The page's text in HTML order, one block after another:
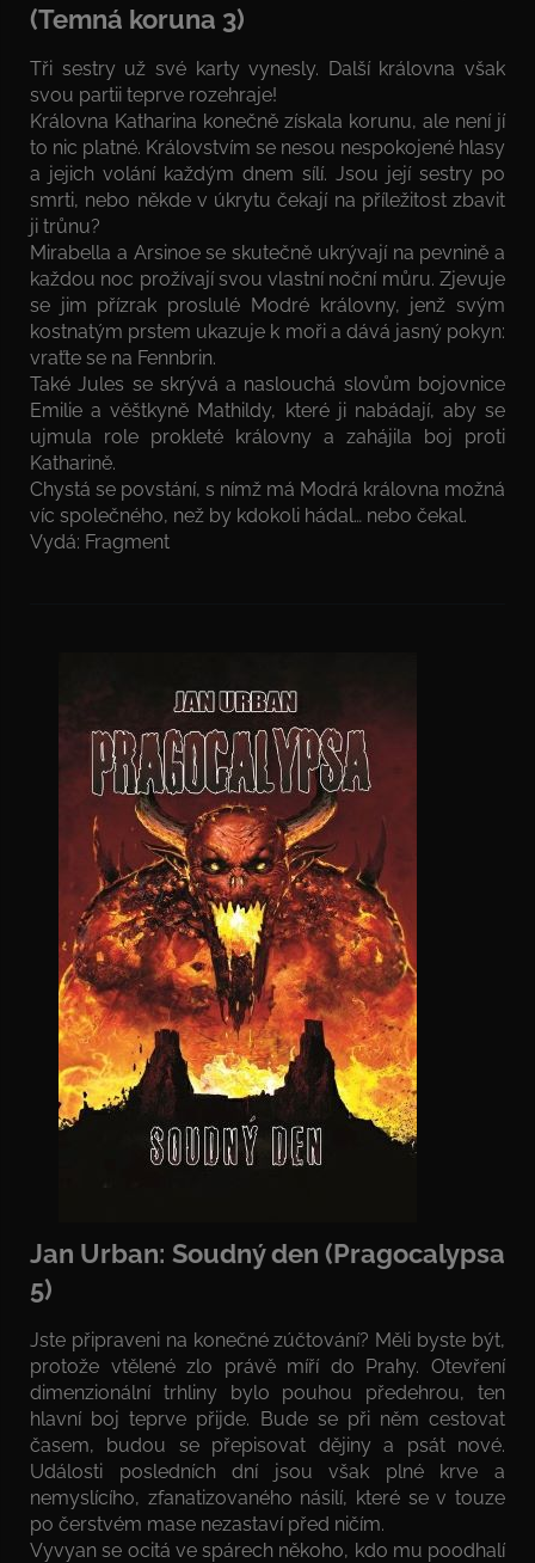
(Temná koruna 3)
Tři sestry už své karty vynesly. Další královna však
svou partii teprve rozehraje!
Královna Katharina konečně získala korunu, ale není jí
to nic platné. Královstvím se nesou nespokojené hlasy
a jejich volání každým dnem sílí. Jsou její sestry po
smrti, nebo někde v úkrytu čekají na příležitost zbavit
ji trůnu?
Mirabella a Arsinoe se skutečně ukrývají na pevnině a
každou noc prožívají svou vlastní noční můru. Zjevuje
se jim přízrak proslulé Modré královny, jenž svým
kostnatým prstem ukazuje k moři a dává jasný pokyn:
vraťte se na Fennbrin.
Také Jules se skrývá a naslouchá slovům bojovnice
Emilie a věštkyně Mathildy, které ji nabádají, aby se
ujmula role prokleté královny a zahájila boj proti
Katharině.
Chystá se povstání, s nímž má Modrá královna možná
víc společného, než by kdokoli hádal… nebo čekal.
Vydá: Fragment
Jan Urban: Soudný den (Pragocalypsa
5)
Jste připraveni na konečné zúčtování? Měli byste být,
protože vtělené zlo právě míří do Prahy. Otevření
dimenzionální trhliny bylo pouhou předehrou, ten
hlavní boj teprve přijde. Bude se při něm cestovat
časem, budou se přepisovat dějiny a psát nové.
Události posledních dní jsou však plné krve a
nemyslícího, zfanatizovaného násilí, které se v touze
po čerstvém mase nezastaví před ničím.
Vyvyan se ocitá ve spárech někoho, kdo mu poodhalí